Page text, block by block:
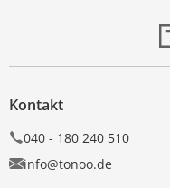
Kontakt
040 - 180 240 510
info@tonoo.de